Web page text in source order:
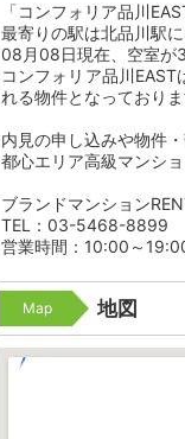
「コンフォリア品川
最寄りの駅は北品川駅
08月08日現在、空室が
コンフォリア品川
れる物件となっておりま
内見の申し込みや物件
都心エリア高級マンシ
ブランドマンション
TEL：03-5468-8899
営業時間：10:00～
Map 地図